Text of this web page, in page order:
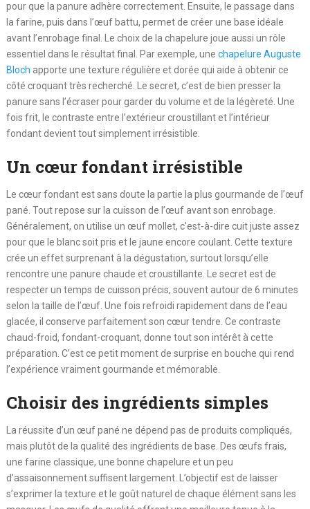
pour que la panure adhère correctement. Ensuite, le passage dans
la farine, puis dans l’œuf battu, permet de créer une base idéale
avant l’enrobage final. Le choix de la chapelure joue aussi un rôle
essentiel dans le résultat final. Par exemple, une chapelure Auguste
Bloch apporte une texture régulière et dorée qui aide à obtenir ce
côté croquant très recherché. Le secret, c’est de bien presser la
panure sans l’écraser pour garder du volume et de la légèreté. Une
fois frit, le contraste entre l’extérieur croustillant et l’intérieur
fondant devient tout simplement irrésistible.
Un cœur fondant irrésistible
Le cœur fondant est sans doute la partie la plus gourmande de l’œuf
pané. Tout repose sur la cuisson de l’œuf avant son enrobage.
Généralement, on utilise un œuf mollet, c’est-à-dire cuit juste assez
pour que le blanc soit pris et le jaune encore coulant. Cette texture
crée un effet surprenant à la dégustation, surtout lorsqu’elle
rencontre une panure chaude et croustillante. Le secret est de
respecter un temps de cuisson précis, souvent autour de 6 minutes
selon la taille de l’œuf. Une fois refroidi rapidement dans de l’eau
glacée, il conserve parfaitement son cœur tendre. Ce contraste
chaud-froid, fondant-croquant, donne tout son intérêt à cette
préparation. C’est ce petit moment de surprise en bouche qui rend
l’expérience vraiment gourmande et mémorable.
Choisir des ingrédients simples
La réussite d’un œuf pané ne dépend pas de produits compliqués,
mais plutôt de la qualité des ingrédients de base. Des œufs frais,
une farine classique, une bonne chapelure et un peu
d’assaisonnement suffisent largement. L’objectif est de laisser
s’exprimer la texture et le goût naturel de chaque élément sans les